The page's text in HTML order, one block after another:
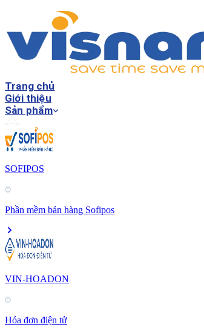
Trang chủ
Giới thiệu
Sản phẩm
SOFIPOS
Phần mềm bán hàng Sofipos
VIN-HOADON
Hóa đơn điện tử